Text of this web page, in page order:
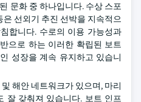
문화 중 하나입니다. 수상 스포
선외기 추진 선박을 지속적으
합니다. 수로의 이용 가능성과
으로 하는 이러한 확립된 보트
성장을 계속 유지하고 있습니
해안 네트워크가 있으며, 마리
잘 갖춰져 있습니다. 보트 인프